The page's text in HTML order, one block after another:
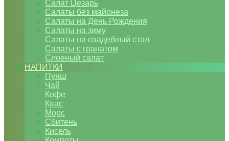
Салат Цезарь
Салаты без майонеза
Салаты на День Рождения
Салаты на зиму
Салаты на свадебный стол
Салаты с гранатом
Слоеный салат
НАПИТКИ
Пунш
Чай
Кофе
Квас
Морс
Сбитень
Кисель